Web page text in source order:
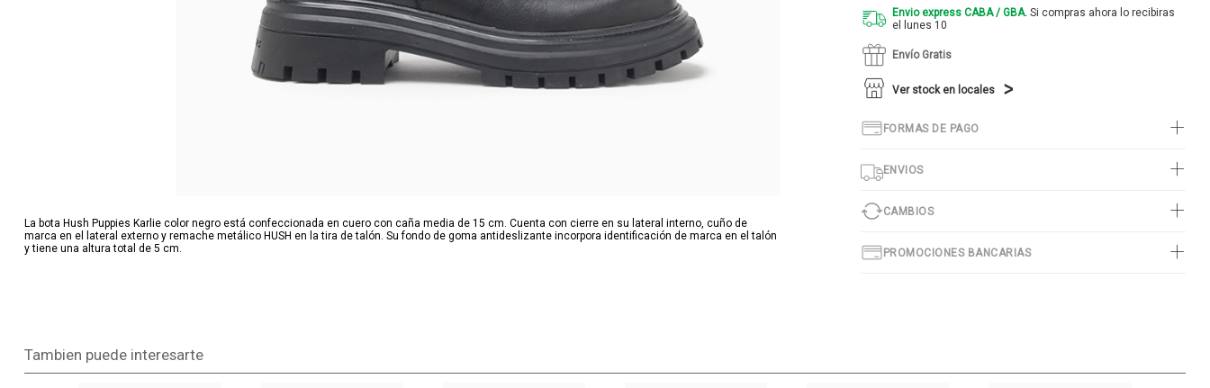
La bota Hush Puppies Karlie color negro está confeccionada en cuero con caña media de 15 cm. Cuenta con cierre en su lateral interno, cuño de
marca en el lateral externo y remache metálico HUSH en la tira de talón. Su fondo de goma antideslizante incorpora identificación de marca en el talón
y tiene una altura total de 5 cm.
Envio express CABA / GBA.Si compras ahora lo recibiras
el lunes 10
Envío Gratis
Ver stock en locales
FORMAS DE PAGO
ENVIOS
CAMBIOS
PROMOCIONES BANCARIAS
Tambien puede interesarte